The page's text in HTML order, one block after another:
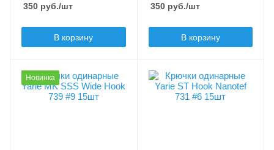
350 руб./шт
В корзину
350руб./шт
В корзину
Новинка
Модель крючков
MK SSS Wide Hook
Модель крючков
Yarie ST Hook
Nanotef 731